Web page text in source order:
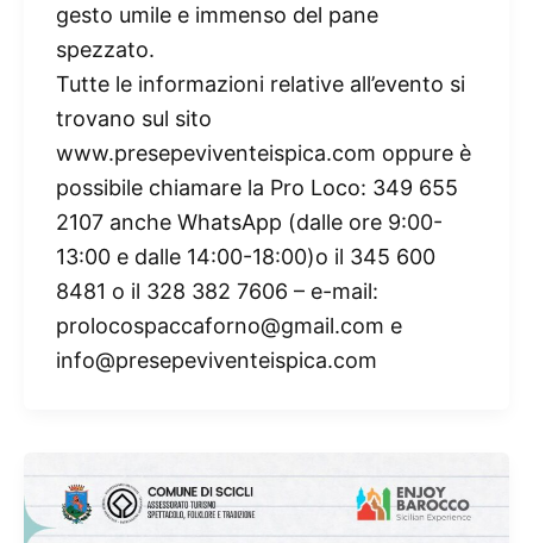
gesto umile e immenso del pane
spezzato.
Tutte le informazioni relative all’evento si
trovano sul sito
www.presepeviventeispica.com oppure è
possibile chiamare la Pro Loco: 349 655
2107 anche WhatsApp (dalle ore 9:00-
13:00 e dalle 14:00-18:00)o il 345 600
8481 o il 328 382 7606 – e-mail:
prolocospaccaforno@gmail.com e
info@presepeviventeispica.com